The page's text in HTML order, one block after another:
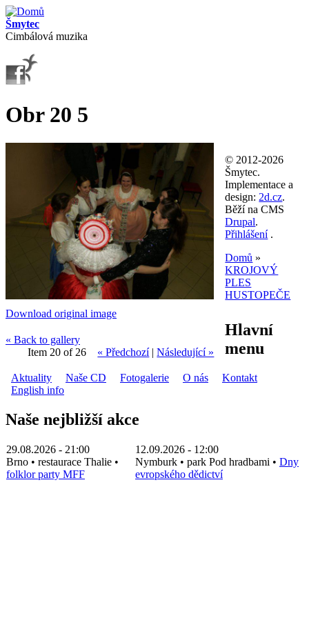
Přejít k hlavnímu obsahu
Šmytec
Cimbálová muzika
Obr 20 5
Download original image
« Back to gallery
Item 20 of 26
« Předchozí|Následující »
© 2012-2026
Šmytec.
Implementace a
design: 2d.cz.
Běží na CMS
Drupal.
Přihlášení.
Jste zde
Domů »
KROJOVÝ
PLES
HUSTOPEČE
Hlavní
menu
Aktuality Naše CD Fotogalerie O nás
Kontakt
English info
Naše nejbližší akce
29.08.2026 - 21:00
Brno • restaurace Thalie •
folklor party MFF
12.09.2026 - 12:00
Nymburk • park Pod hradbami • Dny
evropského dědictví